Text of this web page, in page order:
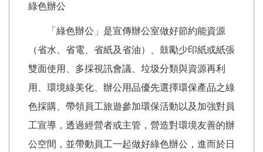
綠色辦公
「綠色辦公」是宣傳辦公室做好節約能資源
（省水、省電、省紙及省油）、鼓勵少印紙或紙張
雙面使用、多採視訊會議、垃圾分類與資源再利
用、環境綠美化、辦公用品優先選擇環保產品之綠
色採購、帶領員工旅遊參加環保活動以及加強對員
工宣導，透過經營者或主管，營造對環境友善的辦
公空間，並帶動員工一起做好綠色辦公，進而於日